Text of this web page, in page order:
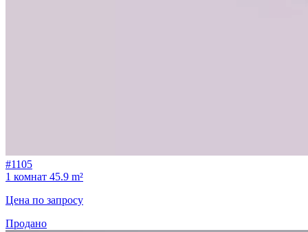
#1105
1 комнат 45.9 m²
Цена по запросу
Продано